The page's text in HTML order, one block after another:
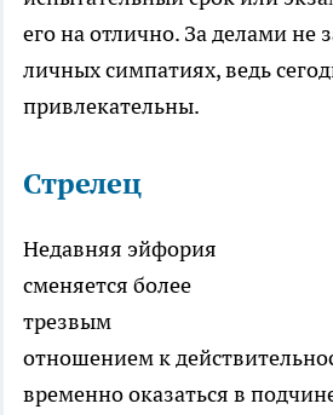
его на отлично. За делами не
личных симпатиях, ведь
привлекательны.
Стрелец
Недавняя эйфория
сменяется более
трезвым
отношением к
временно оказаться в